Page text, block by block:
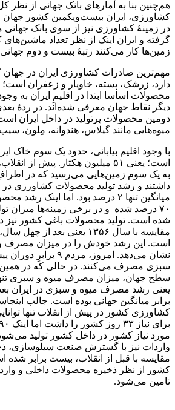
هم‌چنین بنا به آمارهای بانک جهانی از
کشاورزی، ایران بیست‌ویکمین کشور
در زمینۀ کشاورزی نیز از سوی بانک جهانی
گرفته و ایران اینک از نظر تعداد
زمین‌ها کار می‌کنند رتبۀ بیست و دوم جهانی
مهم‌ترین صادرات کشاورزی ایران در جهان
دارد، زرشک، پسته، خاویار و زعفران است؛
محصولات اساسا ابتدا در اقلیمِ ایران به
دیگر نقاط جهان معرفی شده‌اند. در ردۀ
دومین محصولات پرتولید در داخل ایران
میوه‌هایی مانند گیلاس، هندوانه، مِلون،
با وجود اقلیم بیابانی، حدود یک سوم خاک
است؛ یعنی ۵۱ میلیون هکتار. پیش از
به یک سوم زمین‌هایی می‌رسید که در
داشتند و رشد تولید محصولات کشاورزی در
۷۰ درصد شده و در برخی زمینه‌ها میزان
مقایسه با سال ۱۳۵۶ یعنی بعد
است. این رشد خودش را در میزان مصرف و
نشان می‌دهد. امروز،
سبزی مصرف می‌کنند. در حالی که در
برابر میانگین جهانی بوده است. جالب
کشاورزی کشور در پیش از انقلاب تنها
مورد نیاز کشور در داخل کشور تولید
واردات نیز با گسترش صنعت سیلوسازی،
مقایسه با قبل از انقلاب، بیست برابر شده
کشور از نظر ذخیره محصولات داخلی و
تامین می‌شود.